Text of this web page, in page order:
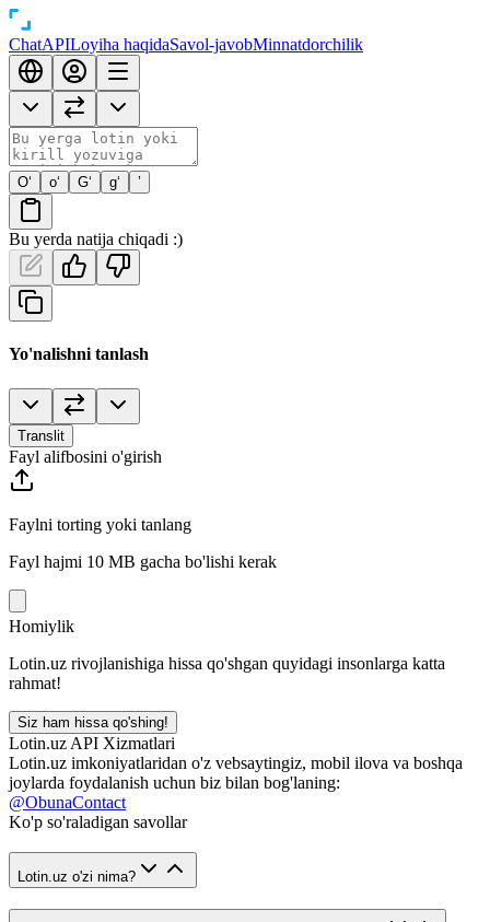
ChatAPILoyiha haqidaSavol-javobMinnatdorchilik
O‘ o‘ G‘ g‘ ’
Bu yerda natija chiqadi :)
Yo'nalishni tanlash
Translit
Fayl alifbosini o'girish
Faylni torting yoki tanlang
Fayl hajmi 10 MB gacha bo'lishi kerak
Homiylik
Lotin.uz rivojlanishiga hissa qo'shgan quyidagi insonlarga katta
rahmat!
Siz ham hissa qo'shing!
Lotin.uz API Xizmatlari
Lotin.uz imkoniyatlaridan o'z vebsaytingiz, mobil ilova va boshqa
joylarda foydalanish uchun biz bilan bog'laning:
@ObunaContact
Ko'p so'raladigan savollar
Lotin.uz o'zi nima?